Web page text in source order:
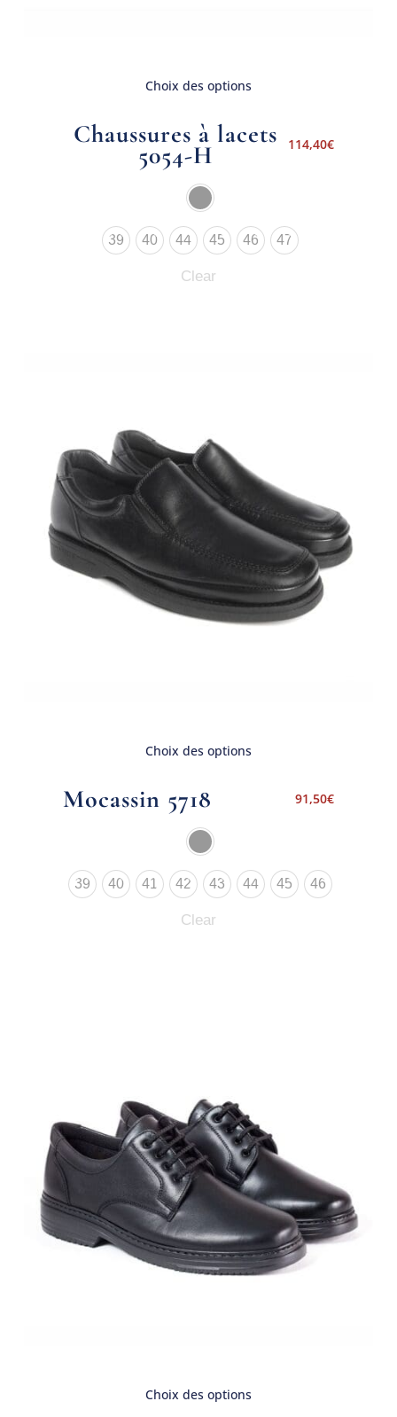
Choix des options
Chaussures à lacets
5054-H 114,40€
39 40 44 45 46 47
Clear
Choix des options
Mocassin 5718 91,50€
39 40 41 42 43 44 45 46
Clear
Choix des options